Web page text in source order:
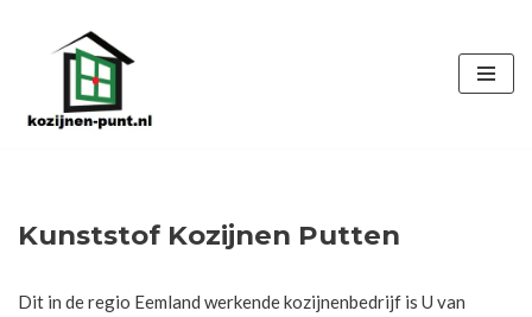
de
Kunststof Kozijnen Putten
Dit in de regio Eemland werkende kozijnenbedrijf is U van